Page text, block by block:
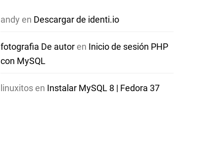
andy en Descargar de identi.io
fotografia De autoren Inicio de sesión PHP
con MySQL
linuxitosen Instalar MySQL 8 | Fedora 37